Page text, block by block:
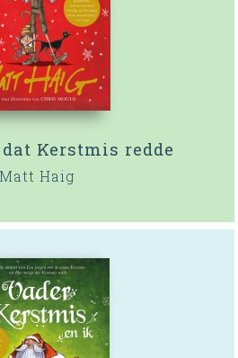
Kerstmis redde
Matt Haig